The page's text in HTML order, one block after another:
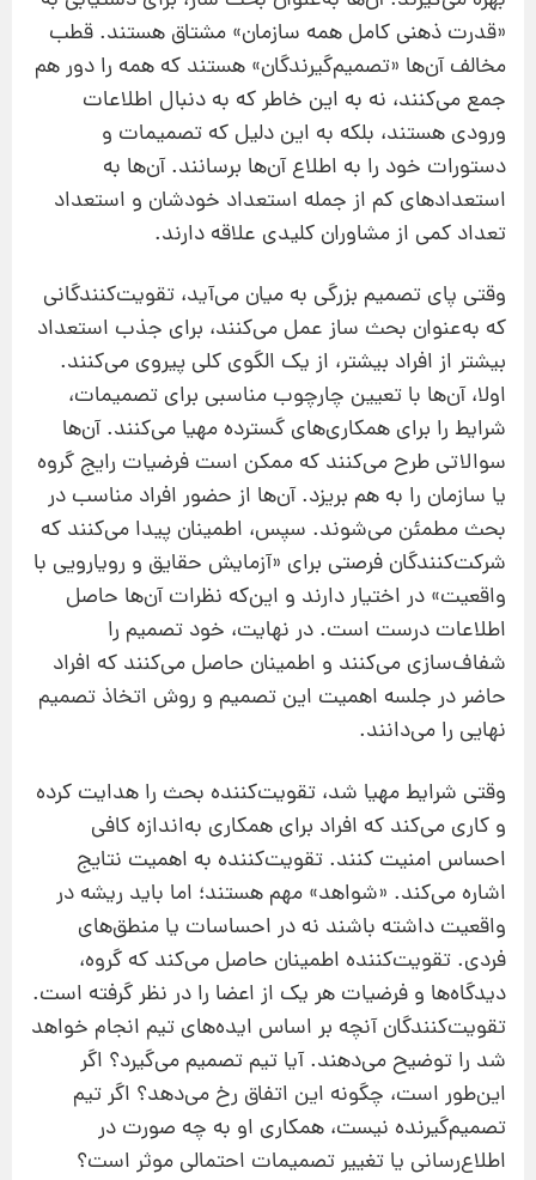
«قدرت ذهنی کامل همه سازمان» مشتاق هستند. قطب
مخالف آن‌ها «تصمیم‌گیرندگان» هستند که همه را دور هم
جمع می‌کنند، نه به این خاطر که به دنبال اطلاعات
ورودی هستند، بلکه به این دلیل که تصمیمات و
دستورات خود را به اطلاع آن‌ها برسانند. آن‌ها به
استعداد‌های کم از جمله استعداد خودشان و استعداد
تعداد کمی از مشاوران کلیدی علاقه دارند.
وقتی پای تصمیم بزرگی به میان می‌آید، تقویت‌کنندگانی
که به‌عنوان بحث ساز عمل می‌کنند، برای جذب استعداد
بیشتر از افراد بیشتر، از یک الگوی کلی پیروی می‌کنند.
اولا،‌ آن‌ها با تعیین چارچوب مناسبی برای تصمیمات،
شرایط را برای همکاری‌های گسترده مهیا می‌کنند. آن‌ها
سوالاتی طرح می‌کنند که ممکن است فرضیات رایج گروه
یا سازمان را به هم بریزد. آن‌ها از حضور افراد مناسب در
بحث مطمئن می‌شوند. سپس، اطمینان پیدا می‌کنند که
شرکت‌کنندگان فرصتی برای «آزمایش حقایق و رویارویی با
واقعیت» در اختیار دارند و این‌که نظرات آن‌ها حاصل
اطلاعات درست است. در نهایت، خود تصمیم‌ را
شفاف‌سازی می‌کنند و اطمینان حاصل می‌کنند که افراد
حاضر در جلسه اهمیت این تصمیم و روش اتخاذ تصمیم
نهایی را می‌دانند.
وقتی شرایط مهیا شد،‌ تقویت‌کننده بحث را هدایت کرده
و کاری می‌کند که افراد برای همکاری به‌اندازه کافی
احساس امنیت کنند. تقویت‌کننده به اهمیت نتایج
اشاره می‌کند. «شواهد» مهم هستند؛ اما باید ریشه در
واقعیت داشته باشند نه در احساسات یا منطق‌های
فردی. تقویت‌کننده اطمینان حاصل می‌کند که گروه،
دیدگاه‌ها و فرضیات هر یک از اعضا را در نظر گرفته است.
تقویت‌کنندگان آنچه بر اساس ایده‌های تیم انجام خواهد
شد را توضیح می‌دهند. آیا تیم تصمیم می‌گیرد؟ اگر
این‌طور است،‌ چگونه این اتفاق رخ می‌دهد؟ اگر تیم
تصمیم‌گیرنده نیست،‌ همکاری او به چه صورت در
اطلاع‌رسانی یا تغییر تصمیمات احتمالی موثر است؟